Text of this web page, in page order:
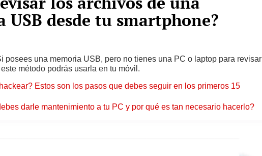
USB desde tu smartphone?
posees una memoria USB, pero no tienes una PC o laptop para revisar
método podrás usarla en tu móvil.
Estos son los pasos que debes seguir en los primeros 15
darle mantenimiento a tu PC y por qué es tan necesario hacerlo?